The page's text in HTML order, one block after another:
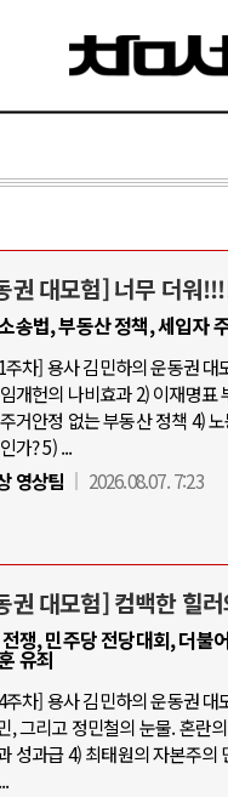
권 대모험] 너무 더워
송법, 부동산 정책, 세입자
주차] 용사 김민하의 운동권
개헌의 나비효과 2) 이재명표
거안정 없는 부동산 정책 4)
가? 5) ...
영상팀
2026.08.07. 7:23
권 대모험] 컴백한 힐
쟁, 민주당 전당대회, 더불
유죄
주차] 용사 김민하의 운동권
, 그리고 정민철의 눈물. 혼란
성과급 4) 최태원의 자본주의
로벌 토큰 시..
국 진보진영 ..
은 새로운 글로..
이터센터 확산..